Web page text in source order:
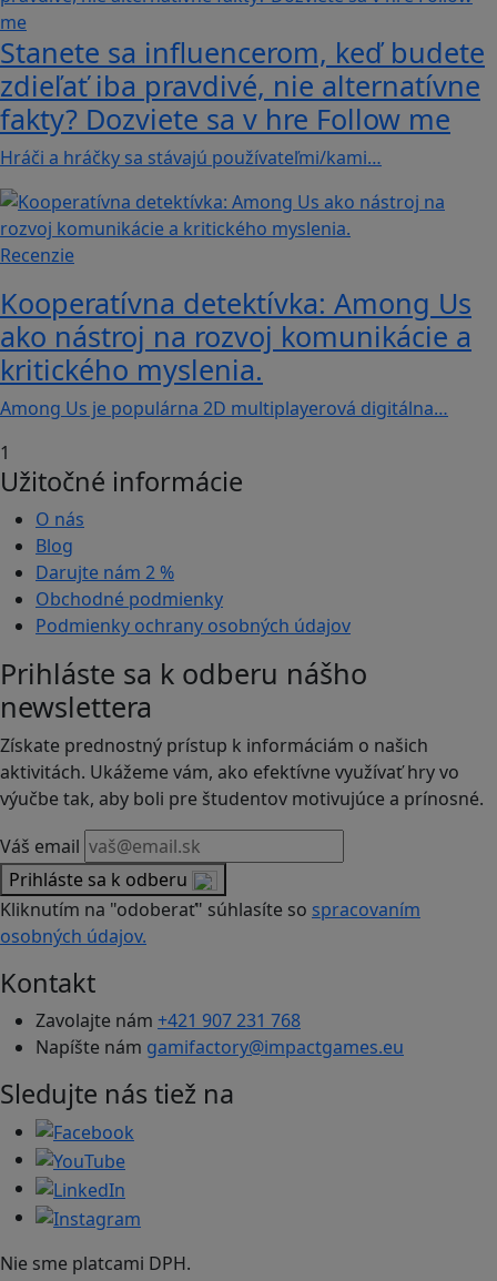
Stanete sa influencerom, keď budete
zdieľať iba pravdivé, nie alternatívne
fakty? Dozviete sa v hre Follow me
Hráči a hráčky sa stávajú používateľmi/kami…
Recenzie
Kooperatívna detektívka: Among Us
ako nástroj na rozvoj komunikácie a
kritického myslenia.
Among Us je populárna 2D multiplayerová digitálna…
1
Užitočné informácie
O nás
Blog
Darujte nám 2 %
Obchodné podmienky
Podmienky ochrany osobných údajov
Prihláste sa k odberu nášho
newslettera
Získate prednostný prístup k informáciám o našich
aktivitách. Ukážeme vám, ako efektívne využívať hry vo
výučbe tak, aby boli pre študentov motivujúce a prínosné.
Váš email
Prihláste sa k odberu
Kliknutím na "odoberať" súhlasíte so spracovaním
osobných údajov.
Kontakt
Zavolajte nám +421 907 231 768
Napíšte nám gamifactory@impactgames.eu
Sledujte nás tiež na
Nie sme platcami DPH.